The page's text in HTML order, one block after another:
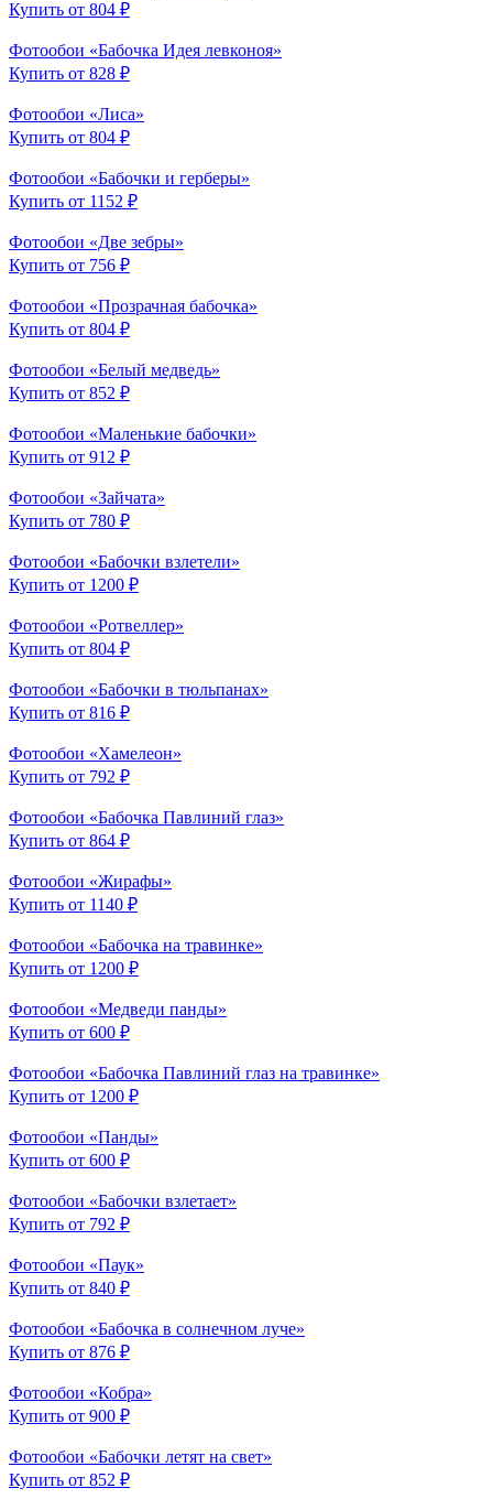
Купить от 804 ₽
Фотообои «Бабочка Идея левконоя»
Купить от 828 ₽
Фотообои «Лиса»
Купить от 804 ₽
Фотообои «Бабочки и герберы»
Купить от 1152 ₽
Фотообои «Две зебры»
Купить от 756 ₽
Фотообои «Прозрачная бабочка»
Купить от 804 ₽
Фотообои «Белый медведь»
Купить от 852 ₽
Фотообои «Маленькие бабочки»
Купить от 912 ₽
Фотообои «Зайчата»
Купить от 780 ₽
Фотообои «Бабочки взлетели»
Купить от 1200 ₽
Фотообои «Ротвеллер»
Купить от 804 ₽
Фотообои «Бабочки в тюльпанах»
Купить от 816 ₽
Фотообои «Хамелеон»
Купить от 792 ₽
Фотообои «Бабочка Павлиний глаз»
Купить от 864 ₽
Фотообои «Жирафы»
Купить от 1140 ₽
Фотообои «Бабочка на травинке»
Купить от 1200 ₽
Фотообои «Медведи панды»
Купить от 600 ₽
Фотообои «Бабочка Павлиний глаз на травинке»
Купить от 1200 ₽
Фотообои «Панды»
Купить от 600 ₽
Фотообои «Бабочки взлетает»
Купить от 792 ₽
Фотообои «Паук»
Купить от 840 ₽
Фотообои «Бабочка в солнечном луче»
Купить от 876 ₽
Фотообои «Кобра»
Купить от 900 ₽
Фотообои «Бабочки летят на свет»
Купить от 852 ₽